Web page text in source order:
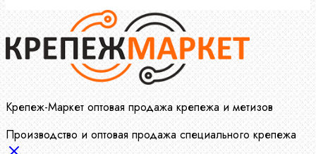
Крепеж-Маркет оптовая продажа крепежа и метизов
Производство и оптовая продажа специального крепежа